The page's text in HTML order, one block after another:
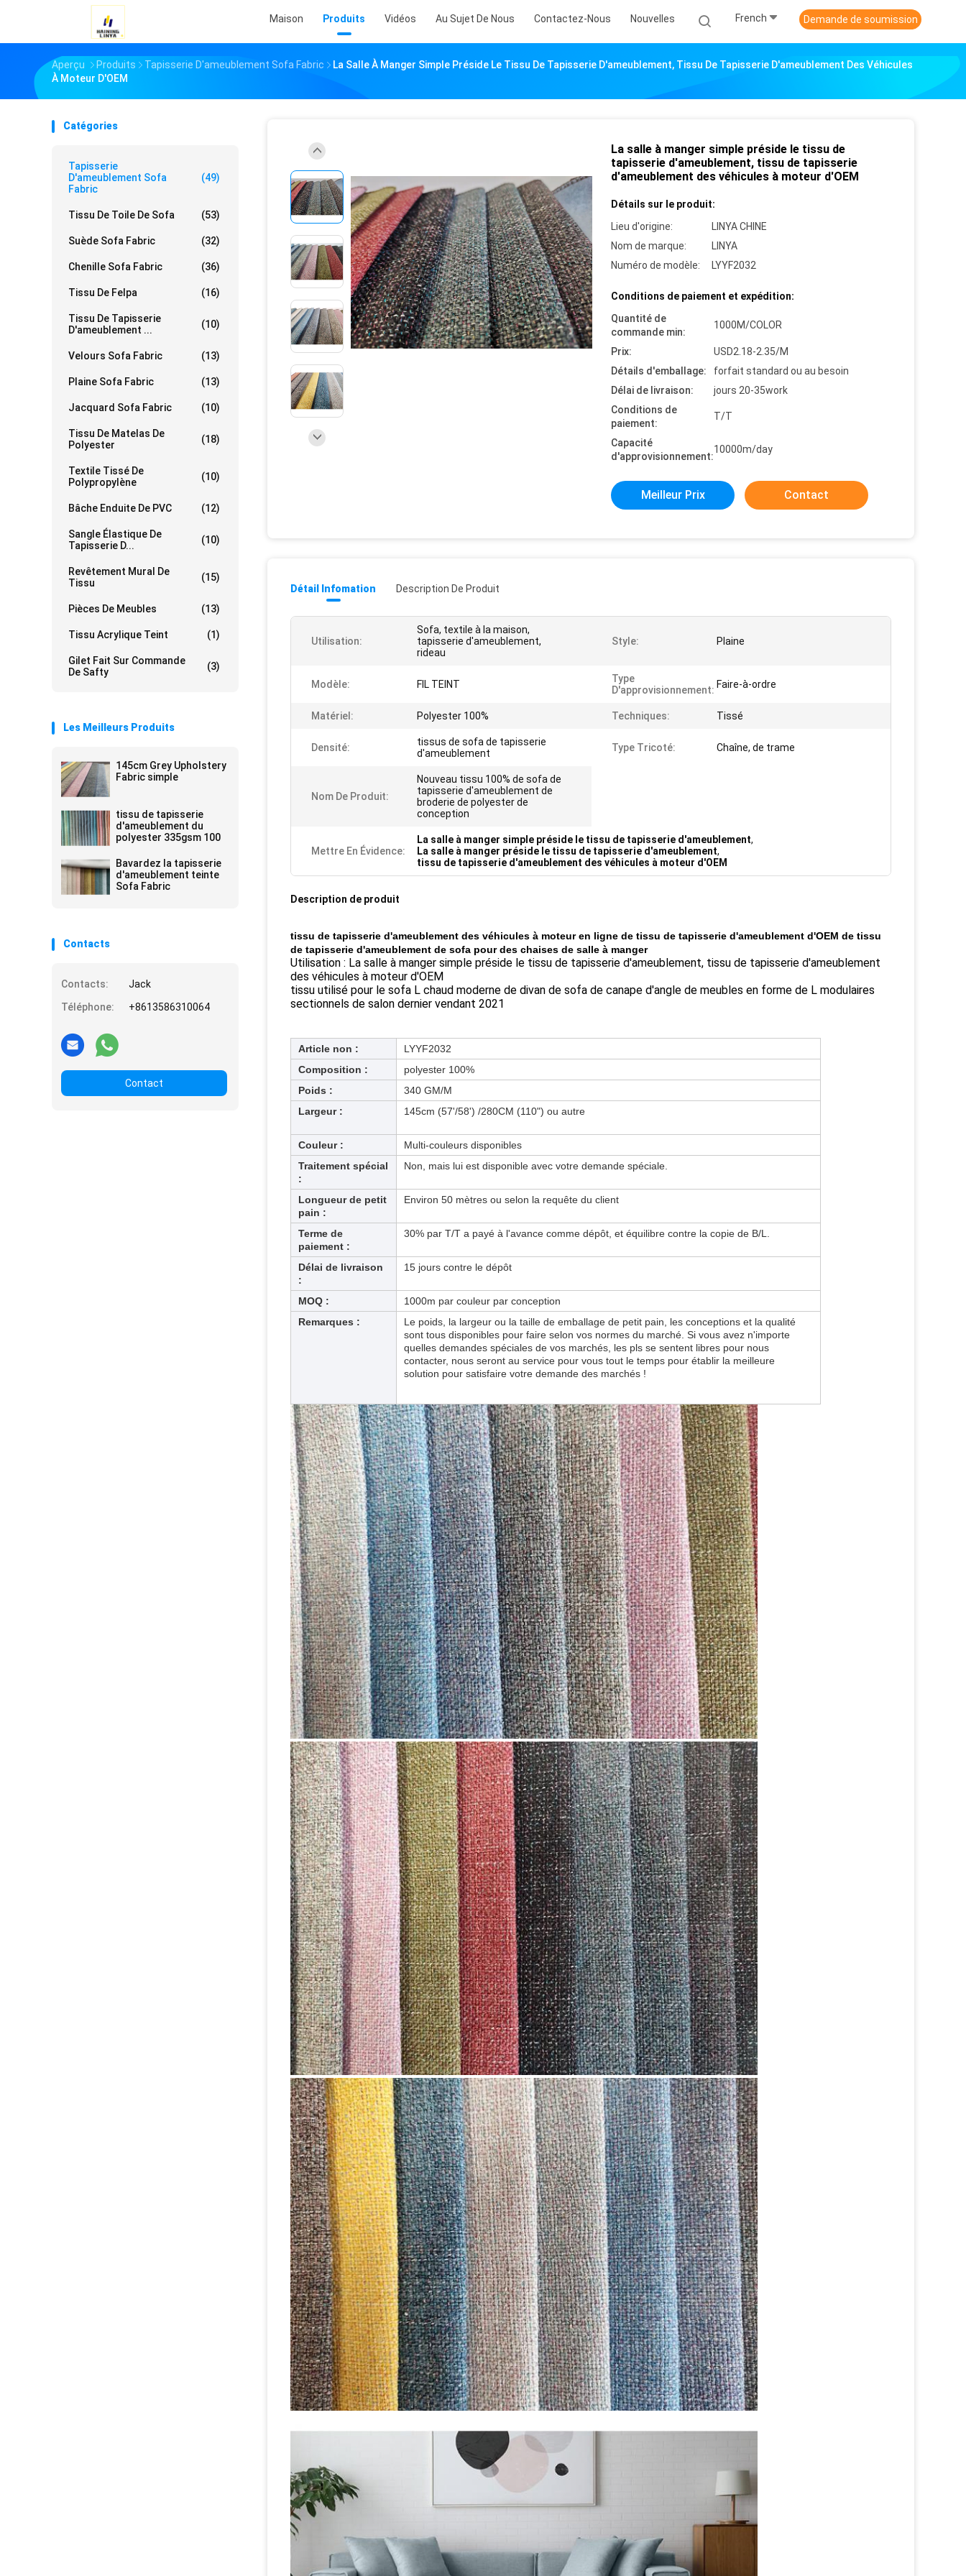
Maison Produits Vidéos Au Sujet De Nous Contactez-Nous Nouvelles French Demande de soumission
Aperçu Produits Tapisserie D'ameublement Sofa Fabric
La Salle À Manger Simple Préside Le Tissu De Tapisserie D'ameublement, Tissu De Tapisserie D'ameublement Des Véhicules
À Moteur D'OEM
Catégories
Tapisserie
D'ameublement Sofa
Fabric
(49)
Tissu De Toile De Sofa (53)
Suède Sofa Fabric (32)
Chenille Sofa Fabric (36)
Tissu De Felpa (16)
Tissu De Tapisserie
D'ameublement ...
(10)
Velours Sofa Fabric (13)
Plaine Sofa Fabric (13)
Jacquard Sofa Fabric (10)
Tissu De Matelas De
Polyester
(18)
Textile Tissé De
Polypropylène
(10)
Bâche Enduite De PVC (12)
Sangle Élastique De
Tapisserie D...
(10)
Revêtement Mural De
Tissu
(15)
Pièces De Meubles (13)
Tissu Acrylique Teint (1)
Gilet Fait Sur Commande
De Safty
(3)
Les Meilleurs Produits
145cm Grey Upholstery
Fabric simple
tissu de tapisserie
d'ameublement du
polyester 335gsm 100
Bavardez la tapisserie
d'ameublement teinte
Sofa Fabric
Contacts
Contacts:
Jack
Téléphone:
+8613586310064
Contact
La salle à manger simple préside le tissu de
tapisserie d'ameublement, tissu de tapisserie
d'ameublement des véhicules à moteur d'OEM
Détails sur le produit:
Lieu d'origine:
LINYA CHINE
Nom de marque:
LINYA
Numéro de modèle:
LYYF2032
Conditions de paiement et expédition:
Quantité de
commande min:
1000M/COLOR
Prix:
USD2.18-2.35/M
Détails d'emballage:
forfait standard ou au besoin
Délai de livraison:
jours 20-35work
Conditions de
paiement:
T/T
Capacité
d'approvisionnement:
10000m/day
Meilleur Prix Contact
Détail Infomation Description De Produit
Utilisation:
Sofa, textile à la maison,
tapisserie d'ameublement,
rideau
Style: Plaine
Modèle: FIL TEINT
Type
D'approvisionnement: Faire-à-ordre
Matériel: Polyester 100% Techniques: Tissé
Densité:
tissus de sofa de tapisserie
d'ameublement
Type Tricoté: Chaîne, de trame
Nom De Produit:
Nouveau tissu 100% de sofa de
tapisserie d'ameublement de
broderie de polyester de
conception
Mettre En Évidence:
La salle à manger simple préside le tissu de tapisserie d'ameublement,
La salle à manger préside le tissu de tapisserie d'ameublement,
tissu de tapisserie d'ameublement des véhicules à moteur d'OEM
Description de produit
tissu de tapisserie d'ameublement des véhicules à moteur en ligne de tissu de tapisserie d'ameublement d'OEM de tissu
de tapisserie d'ameublement de sofa pour des chaises de salle à manger
Utilisation : La salle à manger simple préside le tissu de tapisserie d'ameublement, tissu de tapisserie d'ameublement
des véhicules à moteur d'OEM
tissu utilisé pour le sofa L chaud moderne de divan de sofa de canape d'angle de meubles en forme de L modulaires
sectionnels de salon dernier vendant 2021
Article non :
LYYF2032
Composition :
polyester 100%
Poids :
340 GM/M
Largeur :
145cm (57'/58') /280CM (110") ou autre
Couleur :
Multi-couleurs disponibles
Traitement spécial
:
Non, mais lui est disponible avec votre demande spéciale.
Longueur de petit
pain :
Environ 50 mètres ou selon la requête du client
Terme de
paiement :
30% par T/T a payé à l'avance comme dépôt, et équilibre contre la copie de B/L.
Délai de livraison
:
15 jours contre le dépôt
MOQ :
1000m par couleur par conception
Remarques :
Le poids, la largeur ou la taille de emballage de petit pain, les conceptions et la qualité
sont tous disponibles pour faire selon vos normes du marché. Si vous avez n'importe
quelles demandes spéciales de vos marchés, les pls se sentent libres pour nous
contacter, nous seront au service pour vous tout le temps pour établir la meilleure
solution pour satisfaire votre demande des marchés !